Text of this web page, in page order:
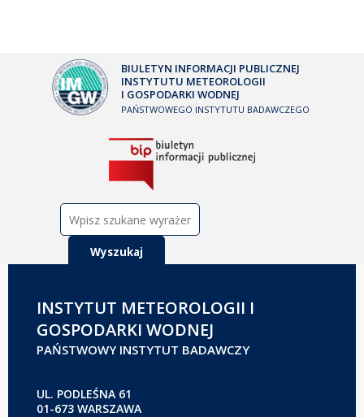
BIULETYN INFORMACJI PUBLICZNEJ
INSTYTUTU METEOROLOGII
I GOSPODARKI WODNEJ
PAŃSTWOWEGO INSTYTUTU BADAWCZEGO
INSTYTUT METEOROLOGII I
GOSPODARKI WODNEJ
PAŃSTWOWY INSTYTUT BADAWCZY
UL. PODLEŚNA 61
01-673 WARSZAWA